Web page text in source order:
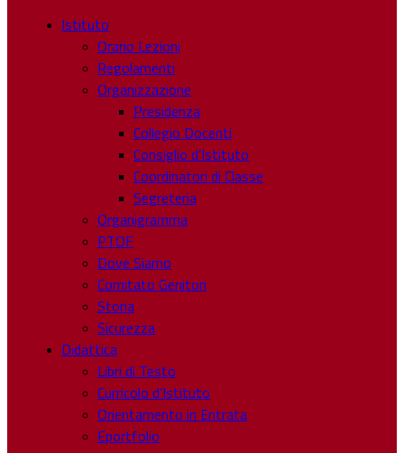
Istituto
Orario Lezioni
Regolamenti
Organizzazione
Presidenza
Collegio Docenti
Consiglio d’Istituto
Coordinatori di Classe
Segreteria
Organigramma
PTOF
Dove Siamo
Comitato Genitori
Storia
Sicurezza
Didattica
Libri di Testo
Curricolo d’Istituto
Orientamento in Entrata
Eportfolio